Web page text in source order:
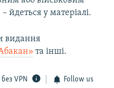
йдеться у матеріалі.
видання
та інші.
VPN Follow us